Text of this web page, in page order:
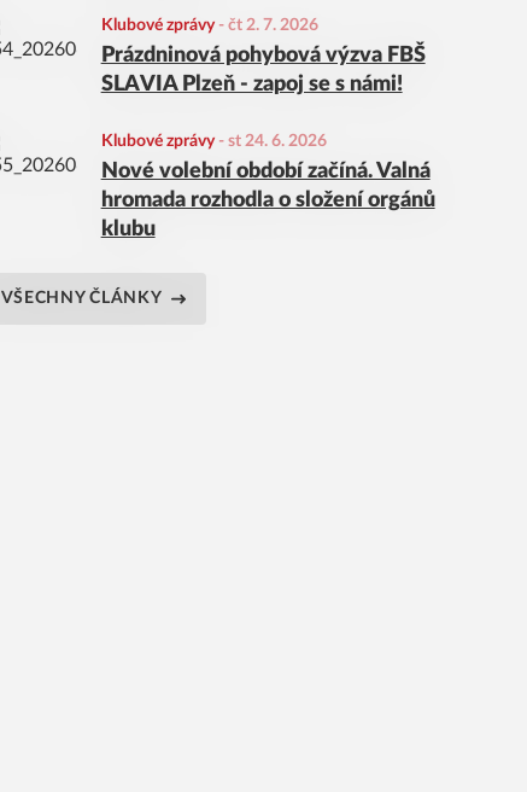
Klubové zprávy- čt 2. 7. 2026
Prázdninová pohybová výzva FBŠ
SLAVIA Plzeň - zapoj se s námi!
Klubové zprávy- st 24. 6. 2026
Nové volební období začíná. Valná
hromada rozhodla o složení orgánů
klubu
VŠECHNY ČLÁNKY